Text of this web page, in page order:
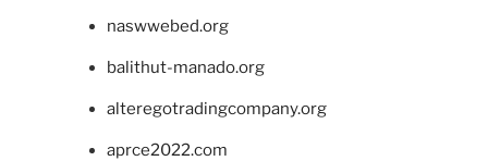
naswwebed.org
balithut-manado.org
alteregotradingcompany.org
aprce2022.com